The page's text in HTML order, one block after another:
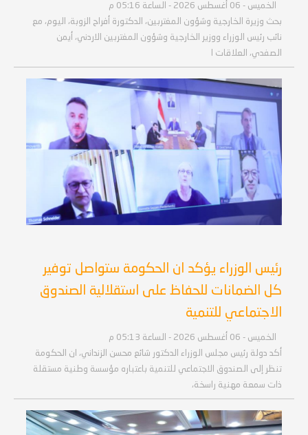
الخميس - 06 أغسطس 2026 - الساعة 05:16 م
بحث وزيرة الخارجية وشؤون المغتربين، الدكتورة أفراح الزوبة، اليوم، مع
نائب رئيس الوزراء ووزير الخارجية وشؤون المغتربين الاردني، أيمن
الصفدي، العلاقات ا
رئيس الوزراء يؤكد ان الحكومة ستواصل توفير
كل الضمانات للحفاظ على استقلالية الصندوق
الاجتماعي للتنمية
الخميس - 06 أغسطس 2026 - الساعة 05:13 م
أكد دولة رئيس مجلس الوزراء الدكتور شائع محسن الزنداني، ان الحكومة
تنظر إلى الصندوق الاجتماعي للتنمية باعتباره مؤسسة وطنية مستقلة
ذات سمعة مهنية راسخة،